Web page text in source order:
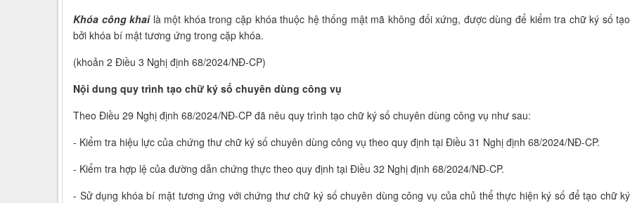
Khóa công khailà một khóa trong cặp khóa thuộc hệ thống mật mã không đối xứng, được dùng để kiểm tra chữ ký số tạo
bởi khóa bí mật tương ứng trong cặp khóa.
(khoản 2 Điều 3 Nghị định 68/2024/NĐ-CP)
Nội dung quy trình tạo chữ ký số chuyên dùng công vụ
Theo Điều 29 Nghị định 68/2024/NĐ-CP đã nêu quy trình tạo chữ ký số chuyên dùng công vụ như sau:
- Kiểm tra hiệu lực của chứng thư chữ ký số chuyên dùng công vụ theo quy định tại Điều 31 Nghị định 68/2024/NĐ-CP.
- Kiểm tra hợp lệ của đường dẫn chứng thực theo quy định tại Điều 32 Nghị định 68/2024/NĐ-CP.
- Sử dụng khóa bí mật tương ứng với chứng thư chữ ký số chuyên dùng công vụ của chủ thể thực hiện ký số để tạo chữ ký